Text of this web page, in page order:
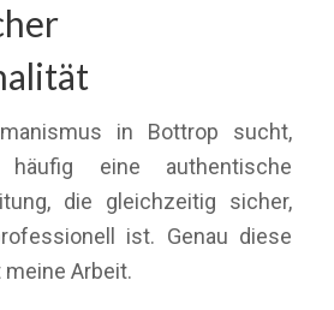
in Bottrop sucht,
eine authentische
die gleichzeitig sicher,
ist. Genau diese
Arbeit.